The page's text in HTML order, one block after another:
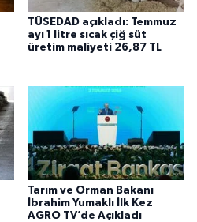
TÜSEDAD açıkladı: Temmuz
ayı 1 litre sıcak çiğ süt
üretim maliyeti 26,87 TL
Tarım ve Orman Bakanı
İbrahim Yumaklı İlk Kez
AGRO TV’de Açıkladı